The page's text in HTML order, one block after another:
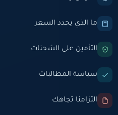
ما الذي يحدد السعر
التأمين على الشحنات
سياسة المطالبات
التزامنا تجاهك